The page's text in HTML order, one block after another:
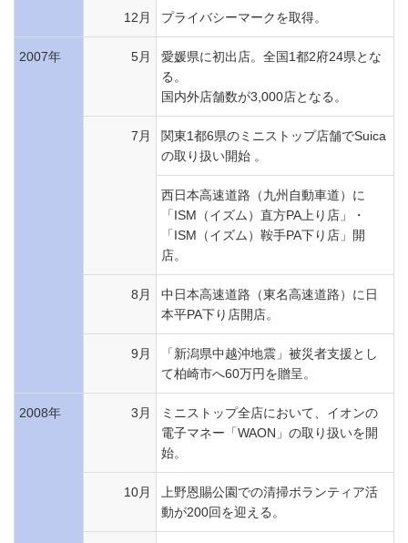
12月 プライバシーマークを取得。
2007年 5月
愛媛県に初出店。全国1都2府24県とな
る。
国内外店舗数が3,000店となる。
7月
関東1都6県のミニストップ店舗でSuica
の取り扱い開始 。
西日本高速道路（九州自動車道）に
「ISM（イズム）直方PA上り店」・
「ISM（イズム）鞍手PA下り店」開
店。
8月
中日本高速道路（東名高速道路）に日
本平PA下り店開店。
9月
「新潟県中越沖地震」被災者支援とし
て柏崎市へ60万円を贈呈。
2008年 3月
ミニストップ全店において、イオンの
電子マネー「WAON」の取り扱いを開
始。
10月
上野恩賜公園での清掃ボランティア活
動が200回を迎える。